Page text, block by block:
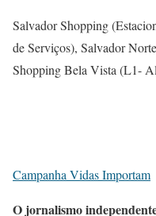
Salvador Shopping
de Serviços), Salvador
Shopping Bela Vista (L1-
Campanha Vidas Importam
O jornalismo